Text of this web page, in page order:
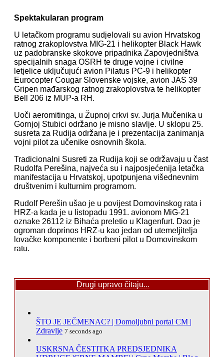
Spektakularan program
U letačkom programu sudjelovali su avion Hrvatskog
ratnog zrakoplovstva MIG-21 i helikopter Black Hawk
uz padobranske skokove pripadnika Zapovjedništva
specijalnih snaga OSRH te druge vojne i civilne
letjelice uključujući avion Pilatus PC-9 i helikopter
Eurocopter Cougar Slovenske vojske, avion JAS 39
Gripen mađarskog ratnog zrakoplovstva te helikopter
Bell 206 iz MUP-a RH.
Uoči aeromitinga, u Župnoj crkvi sv. Jurja Mučenika u
Gornjoj Stubici održano je misno slavlje. U sklopu 25.
susreta za Rudija održana je i prezentacija zanimanja
vojni pilot za učenike osnovnih škola.
Tradicionalni Susreti za Rudija koji se održavaju u čast
Rudolfa Perešina, najveća su i najposjećenija letačka
manifestacija u Hrvatskoj, upotpunjena višednevnim
društvenim i kulturnim programom.
Rudolf Perešin ušao je u povijest Domovinskog rata i
HRZ-a kada je u listopadu 1991. avionom MiG-21
oznake 26112 iz Bihaća preletio u Klagenfurt. Dao je
ogroman doprinos HRZ-u kao jedan od utemeljitelja
lovačke komponente i borbeni pilot u Domovinskom
ratu.
Drugi upravo čitaju...
ŠTO JE JEČMENAC? | Domoljubni portal CM |
Zdravlje 7 seconds ago
USKRSNA ČESTITKA PREDSJEDNIKA